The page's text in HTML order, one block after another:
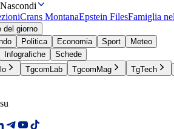
Nascondi
Crans MontanaEpstein FilesFamiglia
del giorno
Politica Economia Sport
Meteo
Infografiche
Schede
TgcomLab TgcomMag TgTech